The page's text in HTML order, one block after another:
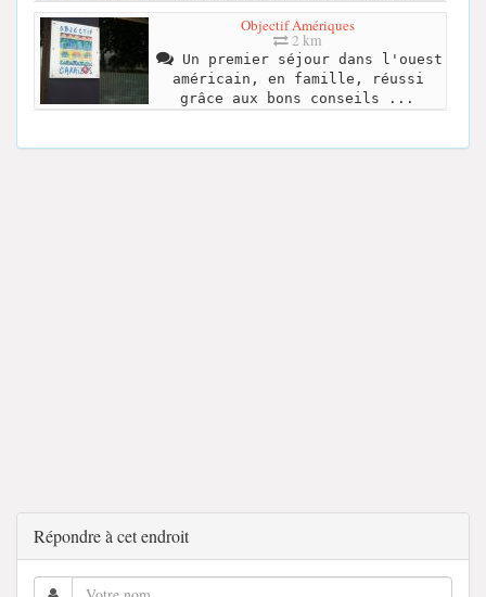
Objectif Amériques
2 km
Un premier séjour dans l'ouest
américain, en famille, réussi
grâce aux bons conseils ...
Répondre à cet endroit